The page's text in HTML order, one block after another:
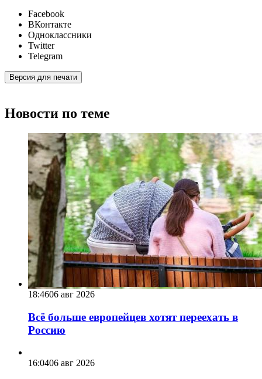
Facebook
ВКонтакте
Одноклассники
Twitter
Telegram
Версия для печати
Новости по теме
18:4606 авг 2026
Всё больше европейцев хотят переехать в
Россию
16:0406 авг 2026